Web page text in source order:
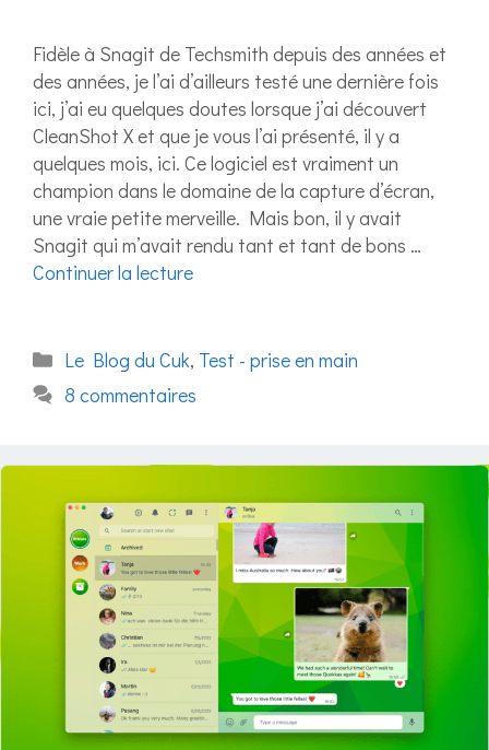
Fidèle à Snagit de Techsmith depuis des années et
des années, je l’ai d’ailleurs testé une dernière fois
ici, j’ai eu quelques doutes lorsque j’ai découvert
CleanShot X et que je vous l’ai présenté, il y a
quelques mois, ici. Ce logiciel est vraiment un
champion dans le domaine de la capture d’écran,
une vraie petite merveille. Mais bon, il y avait
Snagit qui m’avait rendu tant et tant de bons …
Continuer la lecture
Catégories
Le Blog du Cuk, Test - prise en main
8 commentaires